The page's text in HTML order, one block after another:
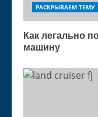
РАСКРЫВАЕМ ТЕМУ
Как легально
машину